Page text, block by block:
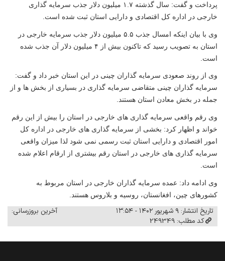
پرداخت و گفت: سال گذشته ۱.۷ میلیون دلار جذب سرمایه گذاری
خارجی در اداره کل اقتصادی و دارایی استان ثبت شده است
وی با بیان اینکه امسال جذب ۵.۵ میلیون دلار جذب سرمایه خارجی در
استان به تصویب رسید که تاکنون بیش از ۴ میلیون دلار آن جذب شده
است
وی از روند صعودی سرمایه گذاران چینی در این استان خبر داد و گفت:
سرمایه گذاران چینی متقاضی سرمایه گذاری در بسیاری از بخش ها و از
جمله در بخش معادن استان هستند.
وی رقم واقعی سرمایه گذاری های خارجی در استان را بیش از این رقم
خواند و اظهار کرد: بخشی از سرمایه گذاری های خارجی در اداره کل
امور اقتصادی و دارایی استان ثبت رسمی نمی شود لذا میزان واقعی
سرمایه گذاری های خارجی در استان رقم بیشتری از ارقام اعلام شده
است
وی ادامه داد: عمده سرمایه گذاران خارجی در استان مربوط به
کشورهای چین، افغانستان، روسیه و بلاروس هستند
تاریخ انتشار: ۹ شهریور ۱۴۰۲ - ۱۳:۵۴
آخرین بروزرسانی:
کد مطلب: 249349